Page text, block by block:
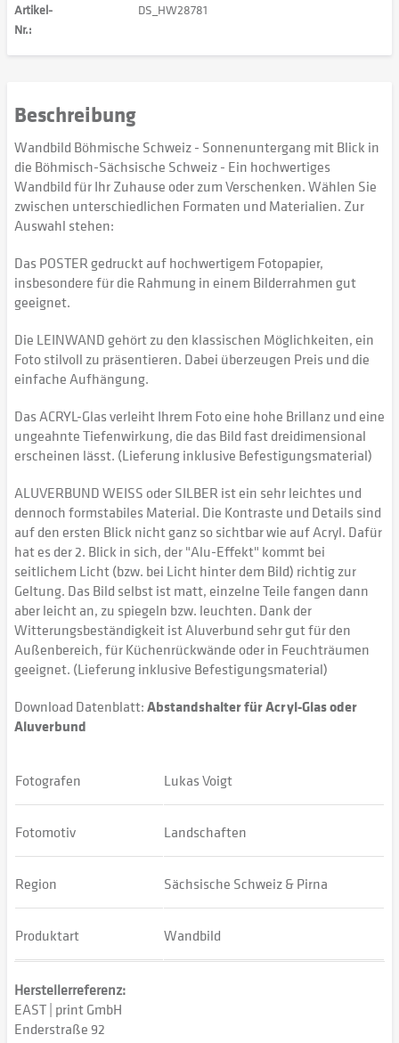
Artikel-
Nr.:
DS_HW28781
Beschreibung
Wandbild Böhmische Schweiz - Sonnenuntergang mit Blick in
die Böhmisch-Sächsische Schweiz - Ein hochwertiges
Wandbild für Ihr Zuhause oder zum Verschenken. Wählen Sie
zwischen unterschiedlichen Formaten und Materialien. Zur
Auswahl stehen:
Das POSTER gedruckt auf hochwertigem Fotopapier,
insbesondere für die Rahmung in einem Bilderrahmen gut
geeignet.
Die LEINWAND gehört zu den klassischen Möglichkeiten, ein
Foto stilvoll zu präsentieren. Dabei überzeugen Preis und die
einfache Aufhängung.
Das ACRYL-Glas verleiht Ihrem Foto eine hohe Brillanz und eine
ungeahnte Tiefenwirkung, die das Bild fast dreidimensional
erscheinen lässt. (Lieferung inklusive Befestigungsmaterial)
ALUVERBUND WEISS oder SILBER ist ein sehr leichtes und
dennoch formstabiles Material. Die Kontraste und Details sind
auf den ersten Blick nicht ganz so sichtbar wie auf Acryl. Dafür
hat es der 2. Blick in sich, der "Alu-Effekt" kommt bei
seitlichem Licht (bzw. bei Licht hinter dem Bild) richtig zur
Geltung. Das Bild selbst ist matt, einzelne Teile fangen dann
aber leicht an, zu spiegeln bzw. leuchten. Dank der
Witterungsbeständigkeit ist Aluverbund sehr gut für den
Außenbereich, für Küchenrückwände oder in Feuchträumen
geeignet. (Lieferung inklusive Befestigungsmaterial)
Download Datenblatt:Abstandshalter für Acryl-Glas oder
Aluverbund
Fotografen Lukas Voigt
Fotomotiv Landschaften
Region Sächsische Schweiz & Pirna
Produktart Wandbild
Herstellerreferenz:
EAST | print GmbH
Enderstraße 92